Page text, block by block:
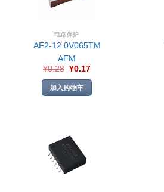
电路保护
AF2-12.0V065TM
AEM
¥0.28 ¥0.17
加入购物车